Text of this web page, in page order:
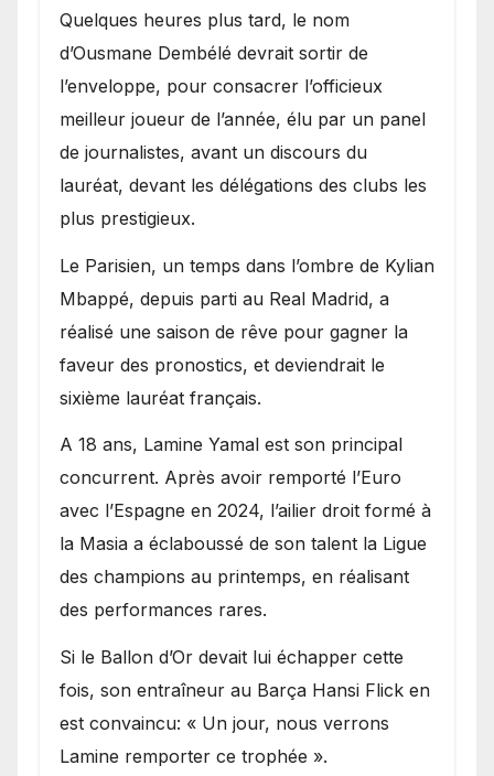
Quelques heures plus tard, le nom
d’Ousmane Dembélé devrait sortir de
l’enveloppe, pour consacrer l’officieux
meilleur joueur de l’année, élu par un panel
de journalistes, avant un discours du
lauréat, devant les délégations des clubs les
plus prestigieux.
Le Parisien, un temps dans l’ombre de Kylian
Mbappé, depuis parti au Real Madrid, a
réalisé une saison de rêve pour gagner la
faveur des pronostics, et deviendrait le
sixième lauréat français.
A 18 ans, Lamine Yamal est son principal
concurrent. Après avoir remporté l’Euro
avec l’Espagne en 2024, l’ailier droit formé à
la Masia a éclaboussé de son talent la Ligue
des champions au printemps, en réalisant
des performances rares.
Si le Ballon d’Or devait lui échapper cette
fois, son entraîneur au Barça Hansi Flick en
est convaincu: « Un jour, nous verrons
Lamine remporter ce trophée ».